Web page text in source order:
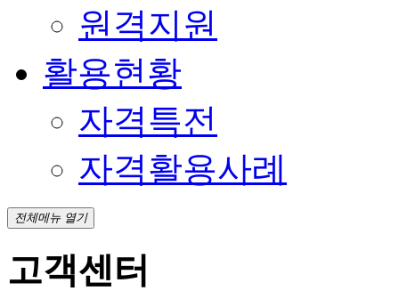
원격지원
활용현황
자격특전
자격활용사례
전체메뉴 열기
고객센터